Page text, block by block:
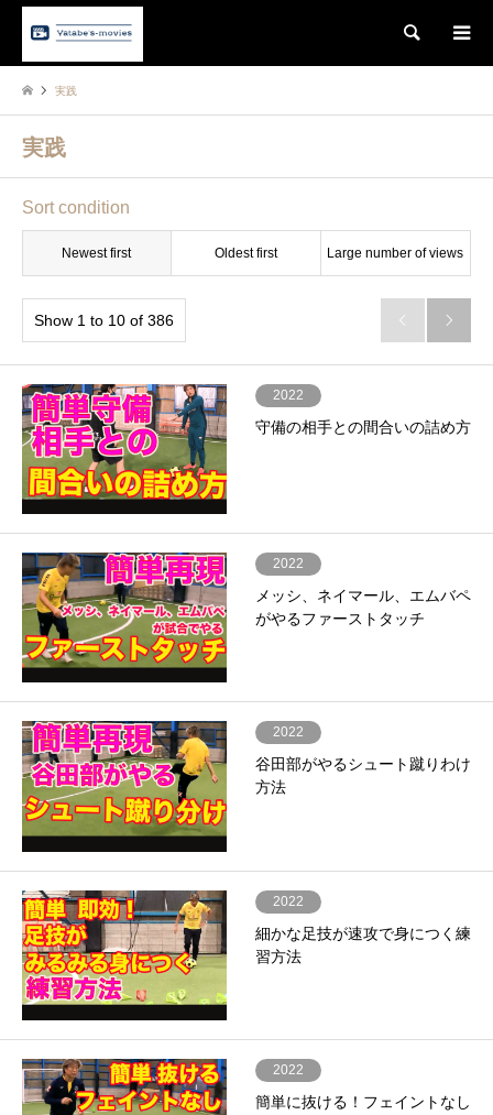
Search
実践
実践
Sort condition
Newest first Oldest first Large number of views
Show 1 to 10 of 386  
2022
守備の相手との間合いの詰め方
2022
メッシ、ネイマール、エムバペ
がやるファーストタッチ
2022
谷田部がやるシュート蹴りわけ
方法
2022
細かな足技が速攻で身につく練
習方法
2022
簡単に抜ける！フェイントなし